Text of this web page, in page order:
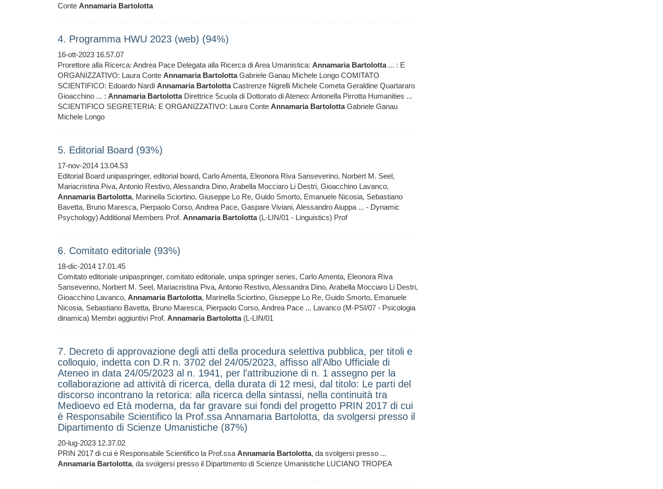
Conte Annamaria Bartolotta
4. Programma HWU 2023 (web) (94%)
16-ott-2023 16.57.07
Prorettore alla Ricerca: Andrea Pace Delegata alla Ricerca di Area Umanistica: Annamaria Bartolotta... : E
ORGANIZZATIVO: Laura Conte Annamaria BartolottaGabriele Ganau Michele Longo COMITATO
SCIENTIFICO: Edoardo Nardi Annamaria BartolottaCastrenze Nigrelli Michele Cometa Geraldine Quartararo
Gioacchino ... : Annamaria BartolottaDirettrice Scuola di Dottorato di Ateneo: Antonella Pirrotta Humanities ...
SCIENTIFICO SEGRETERIA: E ORGANIZZATIVO: Laura Conte Annamaria BartolottaGabriele Ganau
Michele Longo
5. Editorial Board (93%)
17-nov-2014 13.04.53
Editorial Board unipaspringer, editorial board, Carlo Amenta, Eleonora Riva Sanseverino, Norbert M. Seel,
Mariacristina Piva, Antonio Restivo, Alessandra Dino, Arabella Mocciaro Li Destri, Gioacchino Lavanco,
Annamaria Bartolotta, Marinella Sciortino, Giuseppe Lo Re, Guido Smorto, Emanuele Nicosia, Sebastiano
Bavetta, Bruno Maresca, Pierpaolo Corso, Andrea Pace, Gaspare Viviani, Alessandro Aiuppa ... - Dynamic
Psychology) Additional Members Prof. Annamaria Bartolotta(L-LIN/01 - Linguistics) Prof
6. Comitato editoriale (93%)
18-dic-2014 17.01.45
Comitato editoriale unipaspringer, comitato editoriale, unipa springer series, Carlo Amenta, Eleonora Riva
Sanseverino, Norbert M. Seel, Mariacristina Piva, Antonio Restivo, Alessandra Dino, Arabella Mocciaro Li Destri,
Gioacchino Lavanco, Annamaria Bartolotta, Marinella Sciortino, Giuseppe Lo Re, Guido Smorto, Emanuele
Nicosia, Sebastiano Bavetta, Bruno Maresca, Pierpaolo Corso, Andrea Pace ... Lavanco (M-PSI/07 - Psicologia
dinamica) Membri aggiuntivi Prof. Annamaria Bartolotta(L-LIN/01
7. Decreto di approvazione degli atti della procedura selettiva pubblica, per titoli e
colloquio, indetta con D.R n. 3702 del 24/05/2023, affisso all'Albo Ufficiale di
Ateneo in data 24/05/2023 al n. 1941, per l’attribuzione di n. 1 assegno per la
collaborazione ad attività di ricerca, della durata di 12 mesi, dal titolo: Le parti del
discorso incontrano la retorica: alla ricerca della sintassi, nella continuità tra
Medioevo ed Età moderna, da far gravare sui fondi del progetto PRIN 2017 di cui
è Responsabile Scientifico la Prof.ssa Annamaria Bartolotta, da svolgersi presso il
Dipartimento di Scienze Umanistiche (87%)
20-lug-2023 12.37.02
PRIN 2017 di cui è Responsabile Scientifico la Prof.ssa Annamaria Bartolotta, da svolgersi presso ...
Annamaria Bartolotta, da svolgersi presso il Dipartimento di Scienze Umanistiche LUCIANO TROPEA